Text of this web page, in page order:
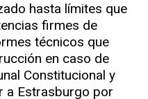
hasta límites que
firmes de
técnicos que
en caso de
Constitucional y
a Estrasburgo por